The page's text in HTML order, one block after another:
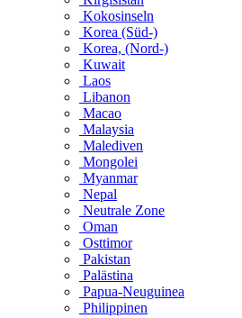
Kokosinseln
Korea (Süd-)
Korea, (Nord-)
Kuwait
Laos
Libanon
Macao
Malaysia
Malediven
Mongolei
Myanmar
Nepal
Neutrale Zone
Oman
Osttimor
Pakistan
Palästina
Papua-Neuguinea
Philippinen